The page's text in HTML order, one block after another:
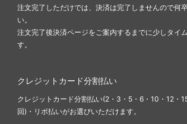
注文完了しただけでは、決済は完了しませんので何
い。
注文完了後決済ページをご案内するまでに少しタイ
す。
クレジットカード分割払い
クレジットカード分割払い(2・3・5・6・10・12・
回)・リボ払いがお選びいただけます。